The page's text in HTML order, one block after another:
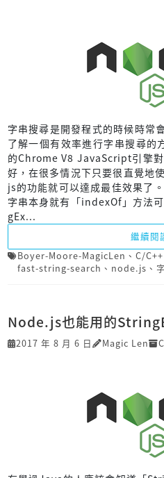
字串搜尋是開發程式的時候時常
了解一個有效率進行字串搜尋
的Chrome V8 JavaScript引擎
好，在很多情況下只要很直覺
js的功能就可以達成最佳效果了
字串本身就有「indexOf」方法
gEx...
繼續閱
Boyer-Moore-MagicLen 、 C/C++
fast-string-search 、 node.js 、
Node.js也能用的
2017 年 8 月 6 日 Magic Len